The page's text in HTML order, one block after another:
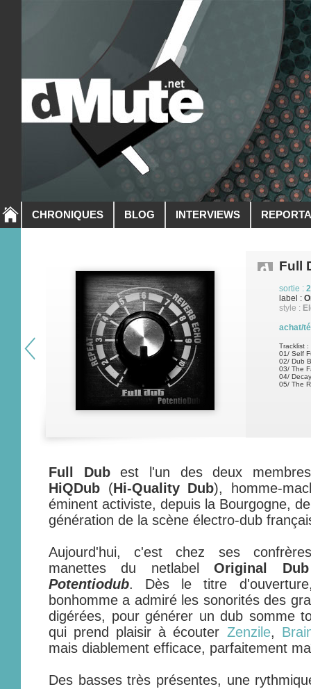
CHRONIQUES BLOG INTERVIEWS
Full
sortie :
label :
style :
achat/
Tracklist :
01/ Self
02/ Dub
03/ The
04/
05/ The
Full Dubest l'un des deux
HiQDub (Hi-Quality Dub), homme-
éminent activiste, depuis la Bourgogne,
génération de la scène électro-dub
Aujourd'hui, c'est chez ses
manettes du netlabelOriginal
Potentiodub. Dès le titre
bonhomme a admiré les sonorités des
digérées, pour générer un dub somme
qui prend plaisir à écouter Zenzile,
mais diablement efficace, parfaitement
Des basses très présentes, une